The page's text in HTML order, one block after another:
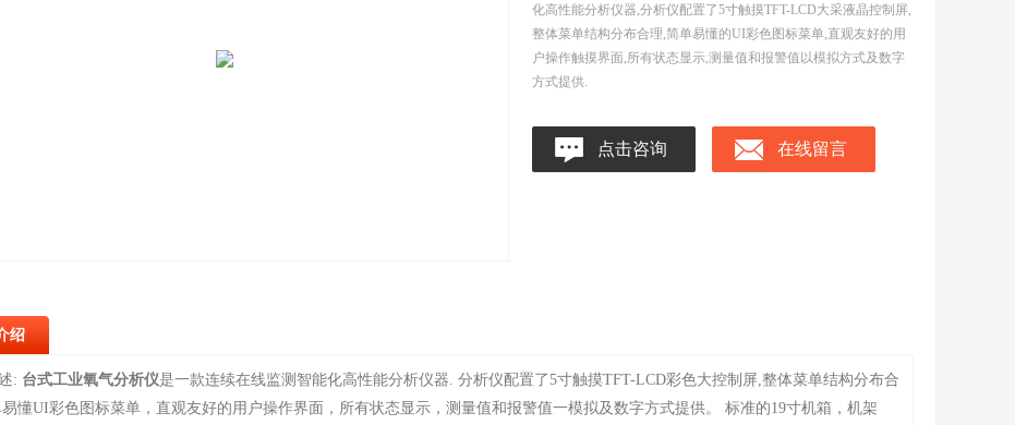
化高性能分析仪器,分析仪配置了5寸触摸TFT-LCD大采液晶控制屏,
整体菜单结构分布合理,简单易懂的UI彩色图标菜单,直观友好的用
户操作触摸界面,所有状态显示,测量值和报警值以模拟方式及数字
方式提供.
点击咨询 在线留言
绍
: 台式工业氧气分析仪是一款连续在线监测智能化高性能分析仪器. 分析仪配置了5寸触摸TFT-LCD彩色大控制屏,整体菜单结构分布合
懂UI彩色图标菜单，直观友好的用户操作界面，所有状态显示，测量值和报警值一模拟及数字方式提供。 标准的19寸机箱，机架